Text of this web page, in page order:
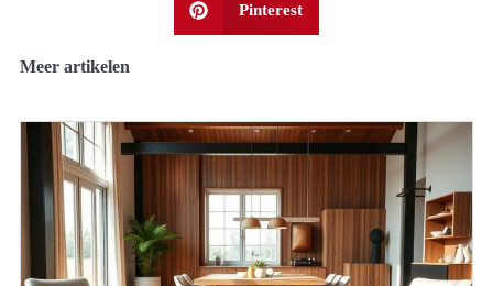
Pinterest
Meer artikelen